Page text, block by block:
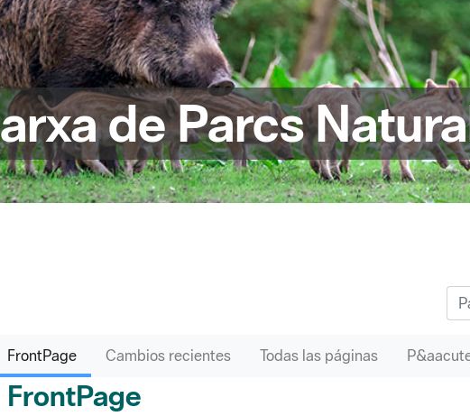
de Parcs
FrontPage Cambios recientes Todas las páginas
FrontPage